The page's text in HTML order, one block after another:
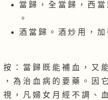
當 歸 ， 全 當 歸 ， 西 當
。
酒 當 歸 。 酒 炒 用 ， 加
按 ： 當 歸 既 能 補 血 ， 又
， 為 治 血 病 的 要 藥 。 因
視 ， 凡 婦 女 月 經 不 調 、